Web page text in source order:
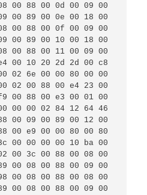
00 88 00 0d 00 09 00
00 89 00 0e 00 18 00
00 88 00 0f 00 09 00
00 89 00 10 00 18 00
00 88 00 11 00 09 00
00 10 20 2d 2d 00 c8
02 6e 00 00 80 00 00
02 00 88 00 e4 23 00
00 88 00 e3 00 01 00
00 00 02 84 12 64 46
00 09 00 89 00 12 00
00 e9 00 00 80 00 80
00 00 00 00 10 ba 00
00 3c 00 88 00 08 00
00 08 00 88 00 09 00
00 08 00 88 00 08 00
00 08 00 88 00 09 00